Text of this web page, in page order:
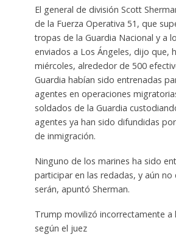
El general de división Scott
de la Fuerza Operativa 51, que
tropas de la Guardia Nacional y a
enviados a Los Ángeles, dijo que,
miércoles, alrededor de 500
Guardia habían sido entrenadas
agentes en operaciones
soldados de la Guardia
agentes ya han sido difundidas
de inmigración.
Ninguno de los marines ha sido
participar en las redadas, y aún no
serán, apuntó Sherman.
Trump movilizó incorrectamente a
según el juez